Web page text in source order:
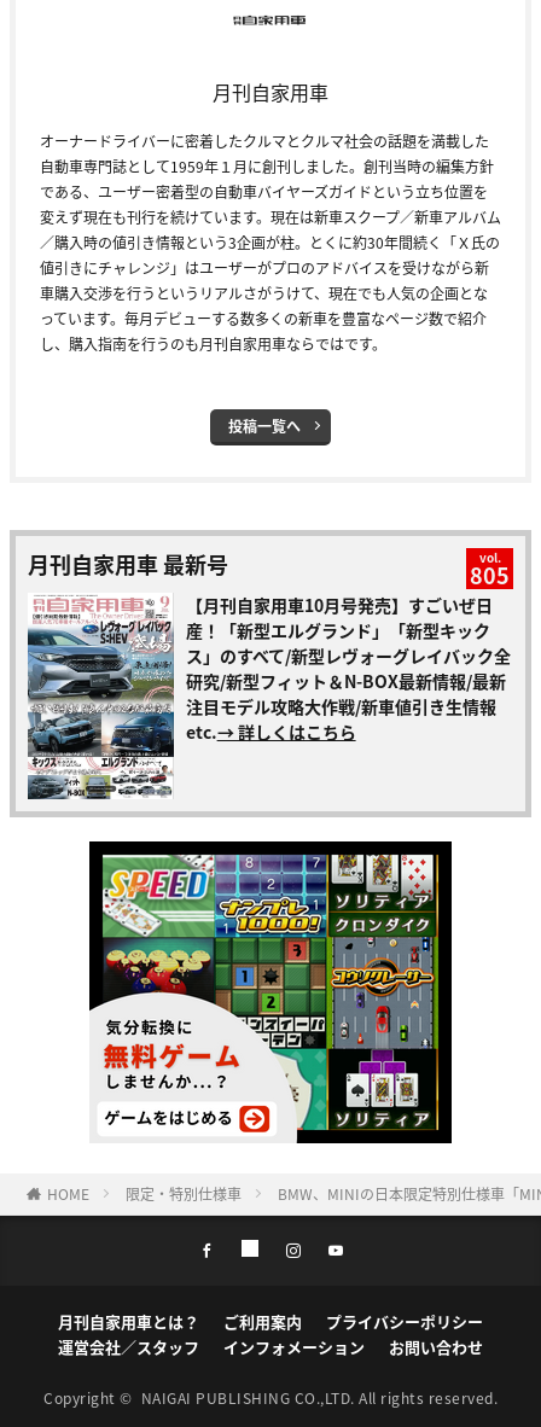
月刊自家用車
オーナードライバーに密着したクルマとクルマ社会の話題を満載した
自動車専門誌として1959年１月に創刊しました。創刊当時の編集方針
である、ユーザー密着型の自動車バイヤーズガイドという立ち位置を
変えず現在も刊行を続けています。現在は新車スクープ／新車アルバム
／購入時の値引き情報という3企画が柱。とくに約30年間続く「Ｘ氏の
値引きにチャレンジ」はユーザーがプロのアドバイスを受けながら新
車購入交渉を行うというリアルさがうけて、現在でも人気の企画とな
っています。毎月デビューする数多くの新車を豊富なページ数で紹介
し、購入指南を行うのも月刊自家用車ならではです。
投稿一覧へ
月刊自家用車 最新号 vol.
805
【月刊自家用車10月号発売】すごいぜ日
産！「新型エルグランド」「新型キック
ス」のすべて/新型レヴォーグレイバック全
研究/新型フィット＆N-BOX最新情報/最新
注目モデル攻略大作戦/新車値引き生情報
etc.→ 詳しくはこちら
HOME 限定・特別仕様車 BMW、MINIの日本限定特別仕様車「
月刊自家用車とは？ ご利用案内
プライバシーポリシー
運営会社／スタッフ
インフォメーション お問い合わせ
Copyright © NAIGAI PUBLISHING CO.,LTD. All rights reserved.